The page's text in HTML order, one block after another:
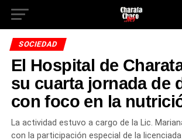
SOCIEDAD
El Hospital de
su cuarta jornada de
con foco en la
La actividad estuvo a cargo de la Lic.
con la participación especial de la